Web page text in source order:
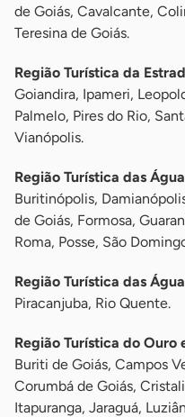
de Goiás, Cavalcante,
Teresina de Goiás.
Região Turística da
Goiandira, Ipameri,
Palmelo, Pires do Rio,
Vianópolis.
Região Turística das
Buritinópolis,
de Goiás, Formosa,
Roma, Posse, São
Região Turística das
Piracanjuba, Rio Quente.
Região Turística do Ouro
Buriti de Goiás, Campos
Corumbá de Goiás,
Itapuranga, Jaraguá,